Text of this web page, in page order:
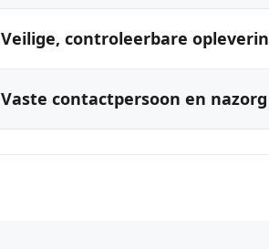
Veilige, controleerbare
Vaste contactpersoon en nazorg